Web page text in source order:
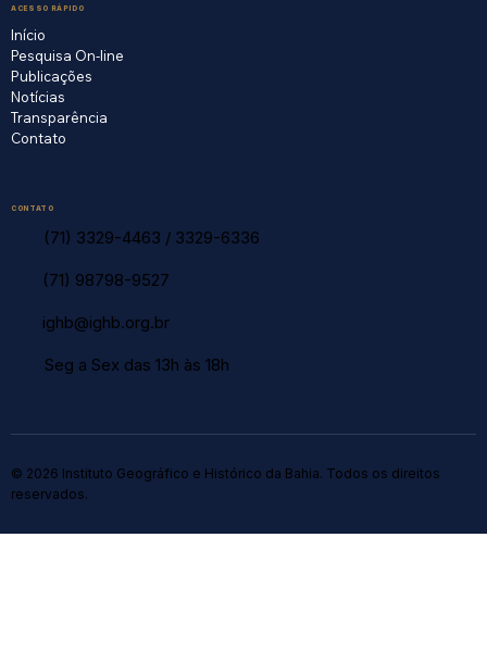
ACESSO RÁPIDO
Início
Pesquisa On-line
Publicações
Notícias
Transparência
Contato
CONTATO
(71) 3329-4463 / 3329-6336
(71) 98798-9527
ighb@ighb.org.br
Seg a Sex das 13h às 18h
© 2026 Instituto Geográfico e Histórico da Bahia. Todos os direitos
reservados.